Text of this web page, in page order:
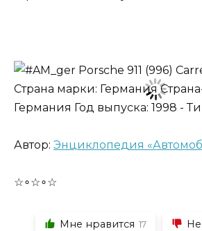
Автор: Энциклопедия
☆∘☆∘☆
Мне нравится 17 Не